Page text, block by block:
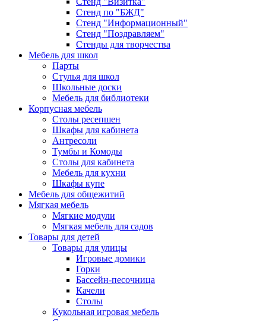
Стенд по "БЖД"
Стенд "Информационный"
Стенд "Поздравляем"
Стенды для творчества
Мебель для школ
Парты
Стулья для школ
Школьные доски
Мебель для библиотеки
Корпусная мебель
Столы ресепшен
Шкафы для кабинета
Антресоли
Тумбы и Комоды
Столы для кабинета
Мебель для кухни
Шкафы купе
Мебель для общежитий
Мягкая мебель
Мягкие модули
Мягкая мебель для садов
Товары для детей
Товары для улицы
Игровые домики
Горки
Бассейн-песочница
Качели
Столы
Кукольная игровая мебель